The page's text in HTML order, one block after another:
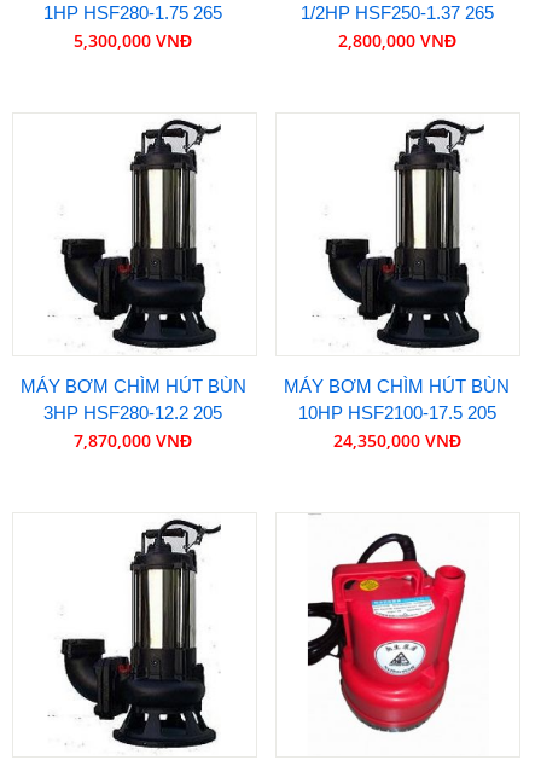
1HP HSF280-1.75 265
5,300,000 VNĐ
1/2HP HSF250-1.37 265
2,800,000 VNĐ
MÁY BƠM CHÌM HÚT BÙN
3HP HSF280-12.2 205
7,870,000 VNĐ
MÁY BƠM CHÌM HÚT BÙN
10HP HSF2100-17.5 205
24,350,000 VNĐ